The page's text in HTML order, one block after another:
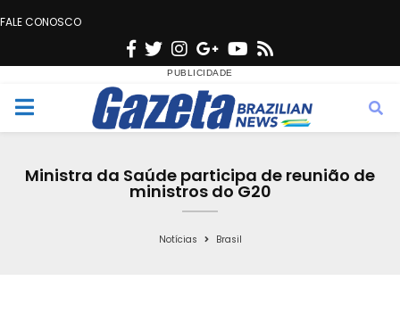
FALE CONOSCO
F
c
e
o
T
w
i
t
e
n
s
t
g
r
a
G
o
o
g
e
Y
u
t
b
s
M
Ministra da Saúde participa de reunião de
ministros do G20
Notícias Brasil